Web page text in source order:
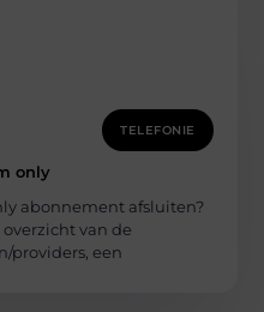
TELEFONIE
only
abonnement afsluiten?
van de
providers, een